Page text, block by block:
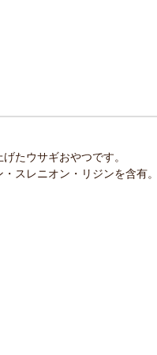
たウサギおやつです。
スレニオン・リジンを含有